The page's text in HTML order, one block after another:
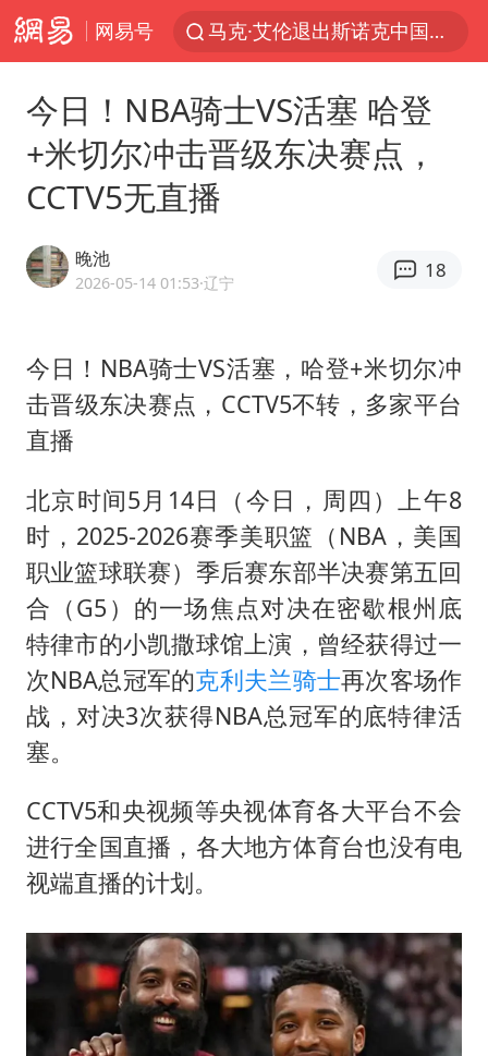
网易号
马克·艾伦退出斯诺克中国公开赛
情侣平潭拍日出坠崖1死1伤
台当局重金为“台独”织“皇帝新衣”
老挝国会主席赛宋蓬逝世
茅台部分直营店飞天茅台提价
白海豚将正面袭击贯穿浙江
酒店回应车内过夜被收150元
黄金牛市回来了吗
酒店花洒现排泄物住客索赔遭拒
乐享全民健身 共筑健康中国
今日！NBA骑士VS活塞 哈登
+米切尔冲击晋级东决赛点，
CCTV5无直播
晚池
2026-05-14 01:53·辽宁
18
今日！NBA骑士VS活塞，哈登+米切尔冲
击晋级东决赛点，CCTV5不转，多家平台
直播
北京时间5月14日（今日，周四）上午8
时，2025-2026赛季美职篮（NBA，美国
职业篮球联赛）季后赛东部半决赛第五回
合（G5）的一场焦点对决在密歇根州底
特律市的小凯撒球馆上演，曾经获得过一
次NBA总冠军的克利夫兰骑士再次客场作
战，对决3次获得NBA总冠军的底特律活
塞。
CCTV5和央视频等央视体育各大平台不会
进行全国直播，各大地方体育台也没有电
视端直播的计划。